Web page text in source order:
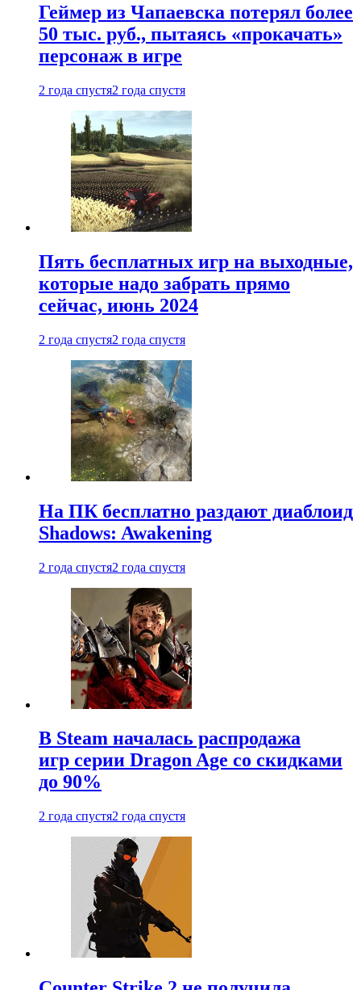
Геймер из Чапаевска потерял более
50 тыс. руб., пытаясь «прокачать»
персонаж в игре
2 года спустя2 года спустя
Пять бесплатных игр на выходные,
которые надо забрать прямо
сейчас, июнь 2024
2 года спустя2 года спустя
На ПК бесплатно раздают диаблоид
Shadows: Awakening
2 года спустя2 года спустя
В Steam началась распродажа
игр серии Dragon Age со скидками
до 90%
2 года спустя2 года спустя